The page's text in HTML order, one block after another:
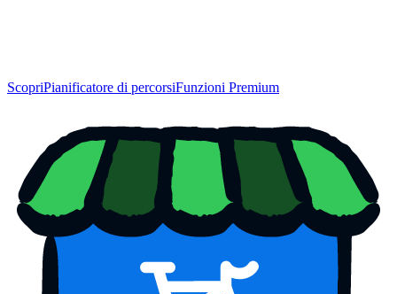
ScopriPianificatore di percorsiFunzioni Premium